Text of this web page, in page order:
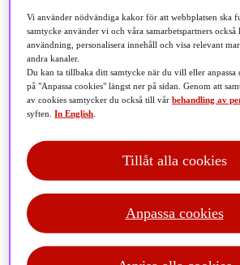
Kina söker
stabilitet”
2026-06-04
I junis marknadsrapport kan du bland
Den europeiska centralbanken
Vi använder nödvändiga kakor för att webbplatsen ska
samtycke använder vi och våra samarbetspartners
användning, personalisera innehåll och visa relevant
andra kanaler.
Du kan ta tillbaka ditt samtycke när du vill eller
på "Anpassa cookies" längst ner på sidan. Genom att
av cookies samtycker du också till vårbehandling av
syften.In English
Anpassa cookies
Tillåt alla cookies